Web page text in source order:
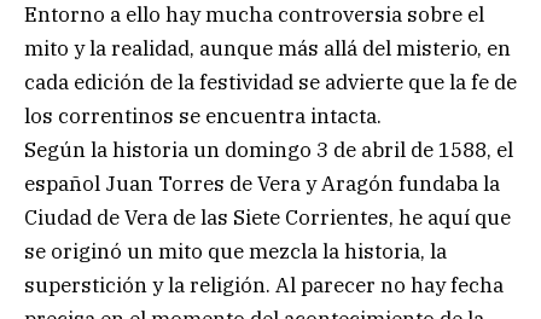
Entorno a ello hay mucha controversia sobre el
mito y la realidad, aunque más allá del misterio, en
cada edición de la festividad se advierte que la fe de
los correntinos se encuentra intacta.
Según la historia un domingo 3 de abril de 1588, el
español Juan Torres de Vera y Aragón fundaba la
Ciudad de Vera de las Siete Corrientes, he aquí que
se originó un mito que mezcla la historia, la
superstición y la religión. Al parecer no hay fecha